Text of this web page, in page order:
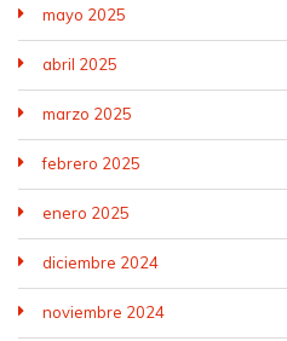
mayo 2025
abril 2025
marzo 2025
febrero 2025
enero 2025
diciembre 2024
noviembre 2024